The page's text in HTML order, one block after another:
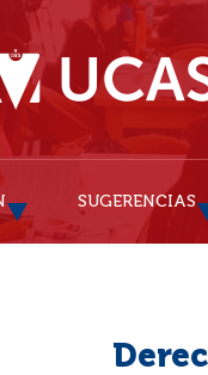
SUGERENCIAS